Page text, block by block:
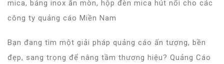
mica, bảng inox ăn mòn, hộp đèn mica hút nổi cho các
công ty quảng cáo Miền Nam
Bạn đang tìm một giải pháp quảng cáo ấn tượng, bền
đẹp, sang trọng để nâng tầm thương hiệu? Quảng Cáo